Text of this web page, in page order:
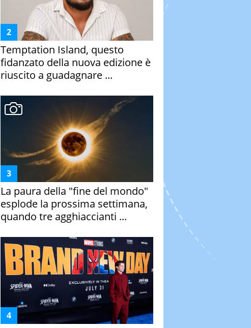
Temptation Island, questo
fidanzato della nuova edizione è
riuscito a guadagnare ...
La paura della "fine del mondo"
esplode la prossima settimana,
quando tre agghiaccianti ...